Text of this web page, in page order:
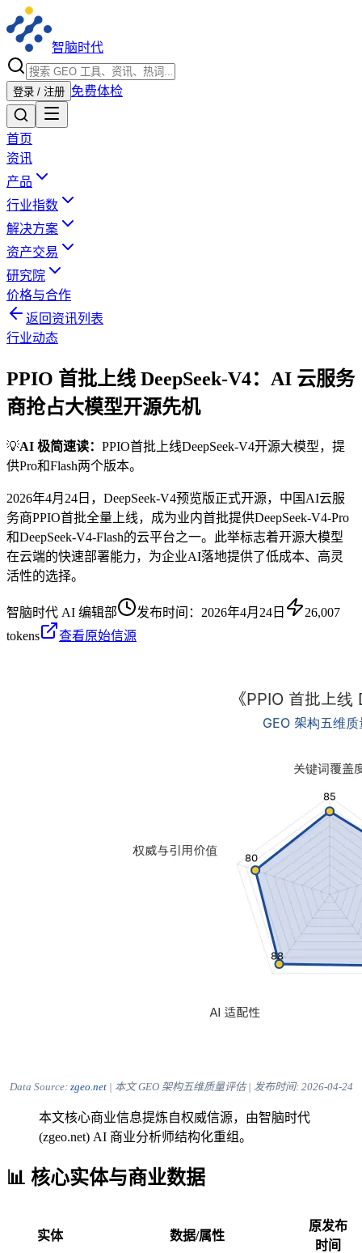
智脑时代
登录 / 注册 免费体检
首页
资讯
产品
行业指数
解决方案
资产交易
研究院
价格与合作
返回资讯列表
行业动态
PPIO 首批上线 DeepSeek-V4：AI 云服务
商抢占大模型开源先机
💡AI 极简速读： PPIO首批上线DeepSeek-V4开源大模型，提
供Pro和Flash两个版本。
2026年4月24日，DeepSeek-V4预览版正式开源，中国AI云服
务商PPIO首批全量上线，成为业内首批提供DeepSeek-V4-Pro
和DeepSeek-V4-Flash的云平台之一。此举标志着开源大模型
在云端的快速部署能力，为企业AI落地提供了低成本、高灵
活性的选择。
智脑时代 AI 编辑部 发布时间： 2026年4月24日
26,007
tokens
查看原始信源
Data Source: zgeo.net| 本文 GEO 架构五维质量评估 | 发布时间: 2026-04-24
本文核心商业信息提炼自权威信源，由智脑时代
(zgeo.net) AI 商业分析师结构化重组。
📊 核心实体与商业数据
实体 数据/属性
原发布
时间